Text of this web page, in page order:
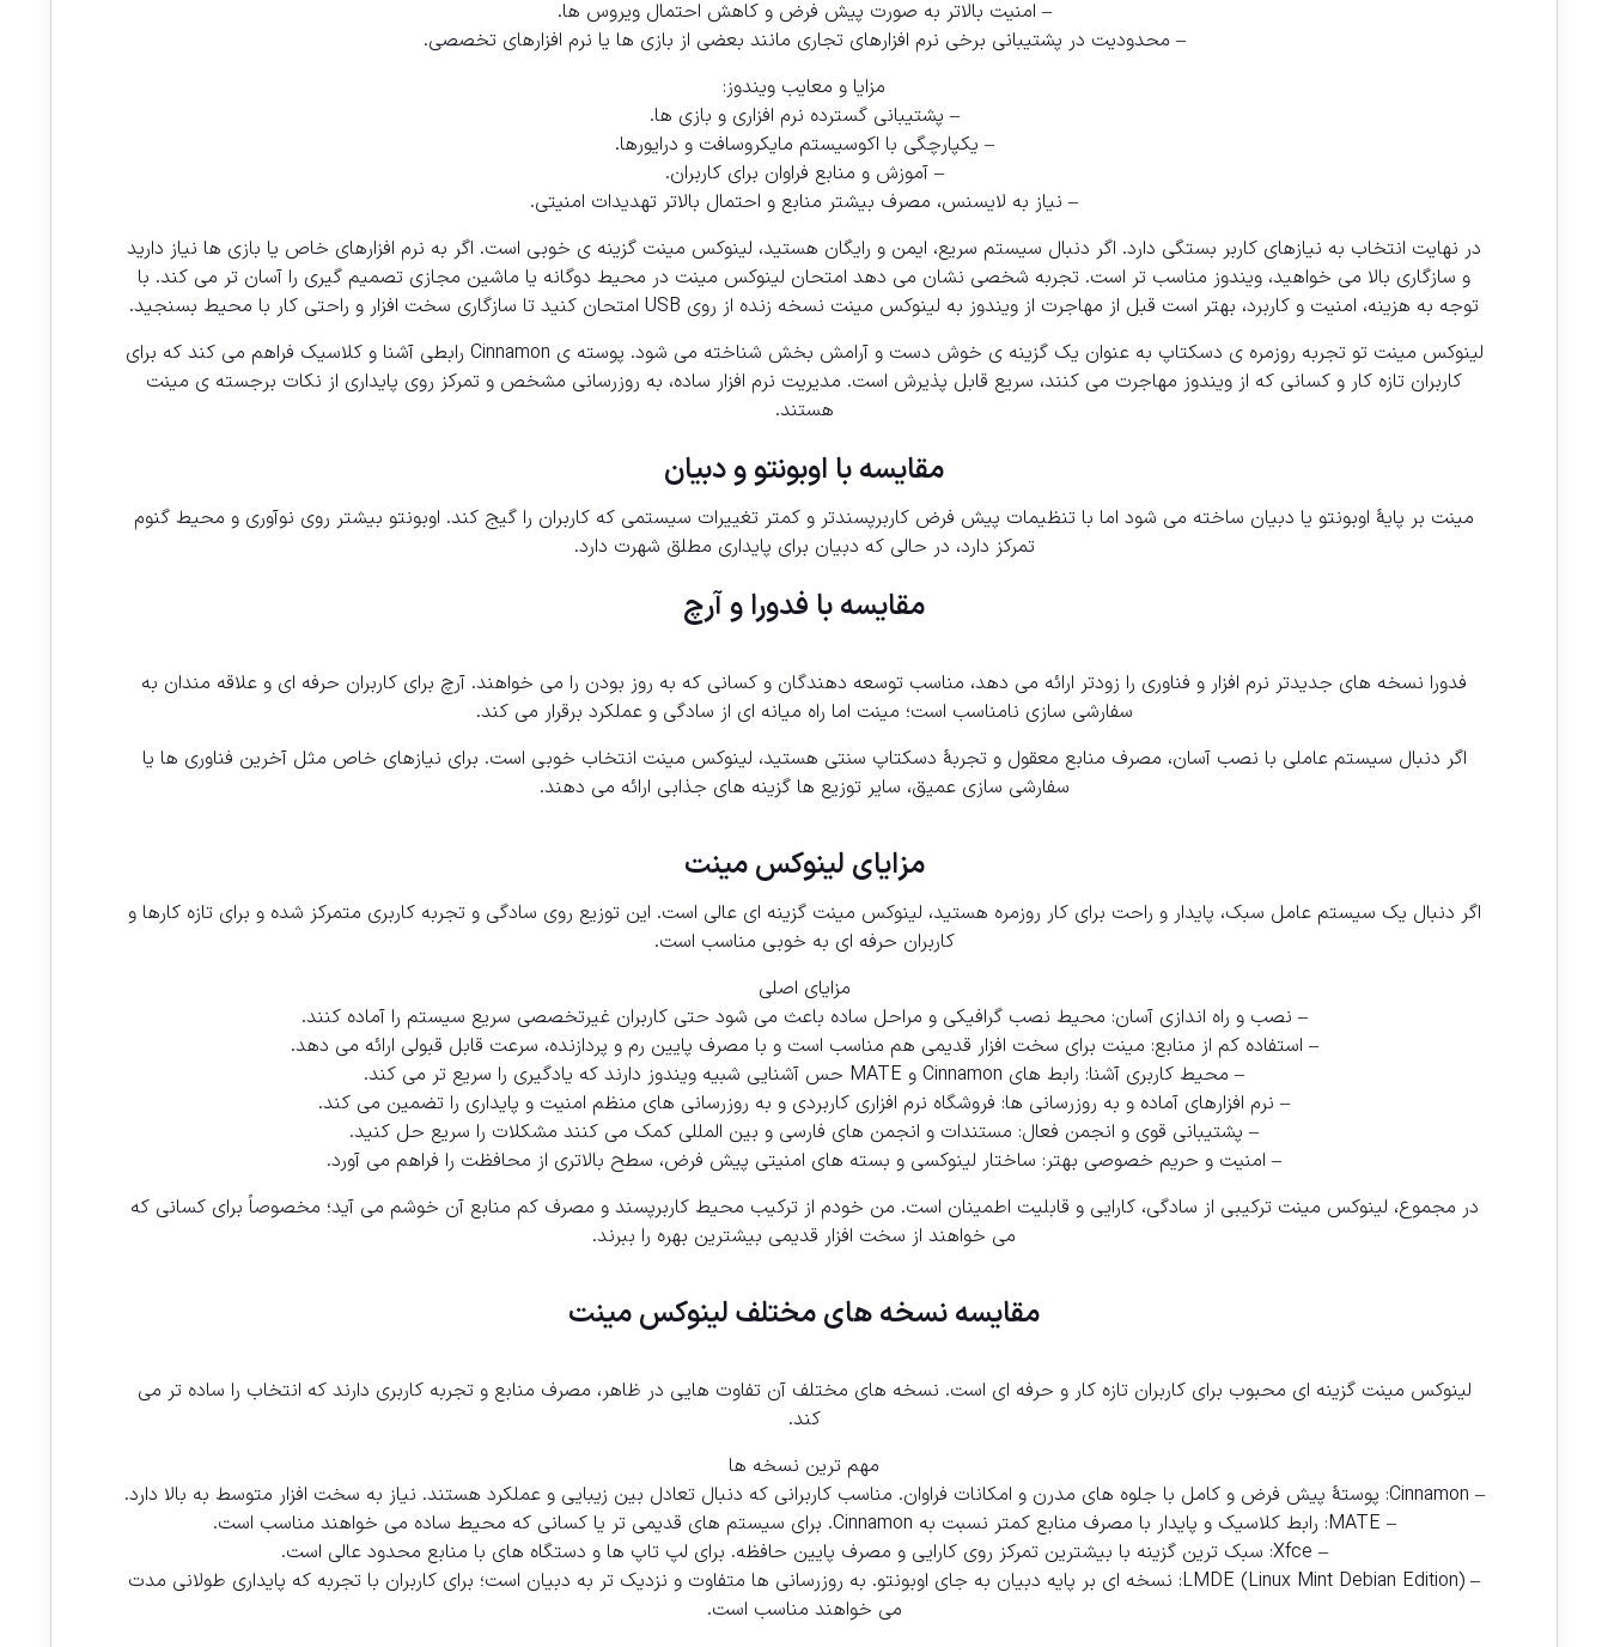
– امنیت بالاتر به صورت پیش فرض و کاهش احتمال ویروس ها.
– محدودیت در پشتیبانی برخی نرم افزارهای تجاری مانند بعضی از بازی ها یا نرم افزارهای تخصصی.
مزایا و معایب ویندوز:
– پشتیبانی گسترده نرم افزاری و بازی ها.
– یکپارچگی با اکوسیستم مایکروسافت و درایورها.
– آموزش و منابع فراوان برای کاربران.
– نیاز به لایسنس، مصرف بیشتر منابع و احتمال بالاتر تهدیدات امنیتی.
در نهایت انتخاب به نیازهای کاربر بستگی دارد. اگر دنبال سیستم سریع، ایمن و رایگان هستید، لینوکس مینت گزینه ی خوبی است. اگر به نرم افزارهای خاص یا بازی ها نیاز دارید
و سازگاری بالا می خواهید، ویندوز مناسب تر است. تجربه شخصی نشان می دهد امتحان لینوکس مینت در محیط دوگانه یا ماشین مجازی تصمیم گیری را آسان تر می کند. با
توجه به هزینه، امنیت و کاربرد، بهتر است قبل از مهاجرت از ویندوز به لینوکس مینت نسخه زنده از روی USB امتحان کنید تا سازگاری سخت افزار و راحتی کار با محیط بسنجید.
لینوکس مینت تو تجربه روزمره ی دسکتاپ به عنوان یک گزینه ی خوش دست و آرامش بخش شناخته می شود. پوسته ی Cinnamon رابطی آشنا و کلاسیک فراهم می کند که برای
کاربران تازه کار و کسانی که از ویندوز مهاجرت می کنند، سریع قابل پذیرش است. مدیریت نرم افزار ساده، به روزرسانی مشخص و تمرکز روی پایداری از نکات برجسته ی مینت
هستند.
مقایسه با اوبونتوو دبیان
مینت بر پایهٔ اوبونتو یا دبیان ساخته می شود اما با تنظیمات پیش فرض کاربرپسندتر و کمتر تغییرات سیستمی که کاربران را گیج کند. اوبونتو بیشتر روی نوآوری و محیط گنوم
تمرکز دارد، در حالی که دبیان برای پایداری مطلق شهرت دارد.
مقایسه با فدورا و آرچ
فدورا نسخه های جدیدتر نرم افزار و فناوری را زودتر ارائه می دهد، مناسب توسعه دهندگان و کسانی که به روز بودن را می خواهند. آرچ برای کاربران حرفه ای و علاقه مندان به
سفارشی سازی نامناسب است؛ مینت اما راه میانه ای از سادگی و عملکرد برقرار می کند.
اگر دنبال سیستم عاملی با نصب آسان، مصرف منابع معقول و تجربهٔ دسکتاپ سنتی هستید، لینوکس مینت انتخاب خوبی است. برای نیازهای خاص مثل آخرین فناوری ها یا
سفارشی سازی عمیق، سایر توزیع ها گزینه های جذابی ارائه می دهند.
مزایای لینوکس مینت
اگر دنبال یک سیستم عامل سبک، پایدار و راحت برای کار روزمره هستید، لینوکس مینت گزینه ای عالی است. این توزیع روی سادگی و تجربه کاربری متمرکز شده و برای تازه کارها و
کاربران حرفه ای به خوبی مناسب است.
مزایای اصلی
– نصب و راه اندازی آسان: محیط نصب گرافیکی و مراحل ساده باعث می شود حتی کاربران غیرتخصصی سریع سیستم را آماده کنند.
– استفاده کم از منابع: مینت برای سخت افزار قدیمی هم مناسب است و با مصرف پایین رم و پردازنده، سرعت قابل قبولی ارائه می دهد.
– محیط کاربری آشنا: رابط های Cinnamon و
MATE حس آشنایی شبیه ویندوز دارند که یادگیری را سریع تر می کند.
– نرم افزارهای آماده و به روزرسانی ها: فروشگاه نرم افزاری کاربردی و به روزرسانی های منظم امنیت و پایداری را تضمین می کند.
– پشتیبانی قوی و انجمن فعال: مستندات و انجمن های فارسی و بین المللی کمک می کنند مشکلات را سریع حل کنید.
– امنیت و حریم خصوصی بهتر: ساختار لینوکسی و بسته های امنیتی پیش فرض، سطح بالاتری از محافظت را فراهم می آورد.
در مجموع، لینوکس مینت ترکیبی از سادگی، کارایی و قابلیت اطمینان است. من خودم از ترکیب محیط کاربرپسند و مصرف کم منابع آن خوشم می آید؛ مخصوصاً برای کسانی که
می خواهند از سخت افزار قدیمی بیشترین بهره را ببرند.
مقایسه نسخه های مختلف لینوکس مینت
لینوکس مینت گزینه ای محبوب برای کاربران تازه کار و حرفه ای است. نسخه های مختلف آن تفاوت هایی در ظاهر، مصرف منابع و تجربه کاربری دارند که انتخاب را ساده تر می
کند.
مهم ترین نسخه ها
– Cinnamon: پوستهٔ پیش فرض و کامل با جلوه های مدرن و امکانات فراوان. مناسب کاربرانی که دنبال تعادل بین زیبایی و عملکرد هستند. نیاز به سخت افزار متوسط به بالا دارد.
–
MATE: رابط کلاسیک و پایدار با مصرف منابع کمتر نسبت به Cinnamon. برای سیستم های قدیمی تر یا کسانی که محیط ساده می خواهند مناسب است.
– Xfce: سبک ترین گزینه با بیشترین تمرکز روی کارایی و مصرف پایین حافظه. برای لپ تاپ ها و دستگاه های با منابع محدود عالی است.
–
LMDE(Linux Mint Debian Edition): نسخه ای بر پایه دبیان به جای اوبونتو. به روزرسانی ها متفاوت و نزدیک تر به دبیان است؛ برای کاربران با تجربه که پایداری طولانی مدت
می خواهند مناسب است.